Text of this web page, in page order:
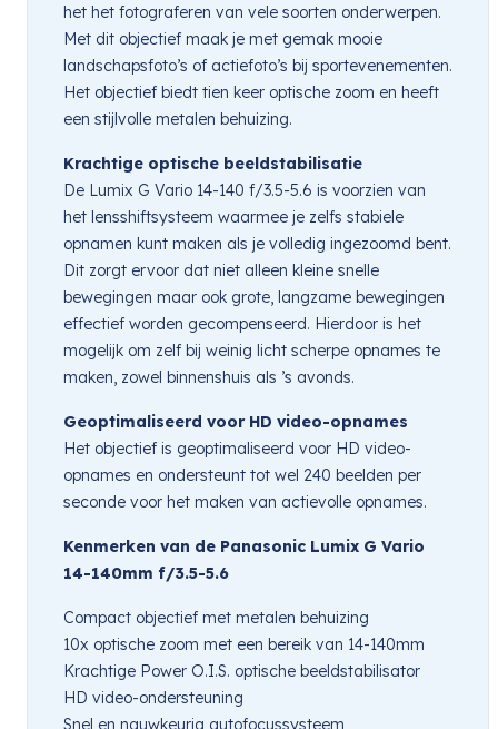
het het fotograferen van vele soorten onderwerpen.
Met dit objectief maak je met gemak mooie
landschapsfoto’s of actiefoto’s bij sportevenementen.
Het objectief biedt tien keer optische zoom en heeft
een stijlvolle metalen behuizing.
Krachtige optische beeldstabilisatie
De Lumix G Vario 14-140 f/3.5-5.6 is voorzien van
het lensshiftsysteem waarmee je zelfs stabiele
opnamen kunt maken als je volledig ingezoomd bent.
Dit zorgt ervoor dat niet alleen kleine snelle
bewegingen maar ook grote, langzame bewegingen
effectief worden gecompenseerd. Hierdoor is het
mogelijk om zelf bij weinig licht scherpe opnames te
maken, zowel binnenshuis als ’s avonds.
Geoptimaliseerd voor HD video-opnames
Het objectief is geoptimaliseerd voor HD video-
opnames en ondersteunt tot wel 240 beelden per
seconde voor het maken van actievolle opnames.
Kenmerken van de Panasonic Lumix G Vario
14-140mm f/3.5-5.6
Compact objectief met metalen behuizing
10x optische zoom met een bereik van 14-140mm
Krachtige Power O.I.S. optische beeldstabilisator
HD video-ondersteuning
Snel en nauwkeurig autofocussysteem